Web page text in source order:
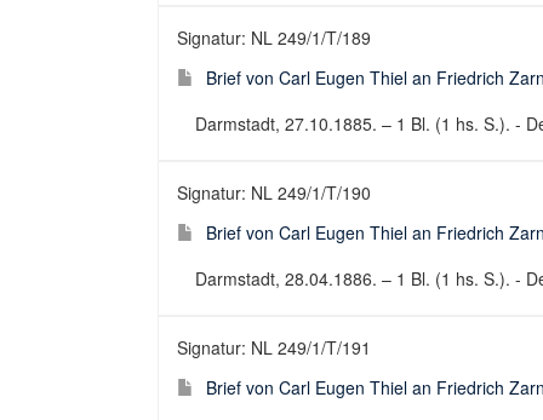
Signatur: NL 249/1/T/189
Brief von Carl Eugen Thiel an Friedrich
Darmstadt, 27.10.1885. – 1 Bl. (1 hs. S.). -
Signatur: NL 249/1/T/190
Brief von Carl Eugen Thiel an Friedrich
Darmstadt, 28.04.1886. – 1 Bl. (1 hs. S.). -
Signatur: NL 249/1/T/191
Brief von Carl Eugen Thiel an Friedrich